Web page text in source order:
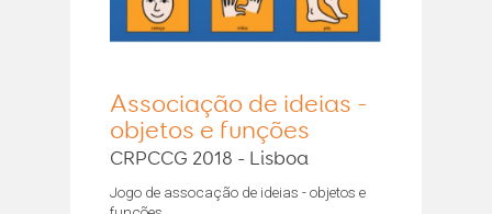
Associação de ideias -
objetos e funções
CRPCCG 2018 - Lisboa
Jogo de assocação de ideias - objetos e